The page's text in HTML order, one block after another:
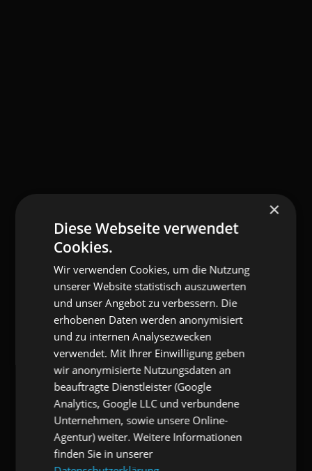
×
Diese Webseite verwendet
Cookies.
Wir verwenden Cookies, um die Nutzung
unserer Website statistisch auszuwerten
und unser Angebot zu verbessern. Die
erhobenen Daten werden anonymisiert
und zu internen Analysezwecken
verwendet. Mit Ihrer Einwilligung geben
wir anonymisierte Nutzungsdaten an
beauftragte Dienstleister (Google
Analytics, Google LLC und verbundene
Unternehmen, sowie unsere Online-
Agentur) weiter. Weitere Informationen
finden Sie in unserer